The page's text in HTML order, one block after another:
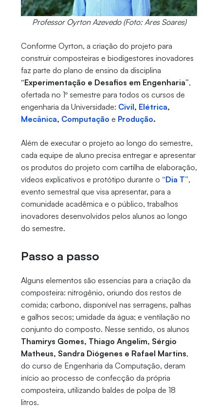
Professor Oyrton Azevedo (Foto: Ares Soares)
Conforme Oyrton, a criação do projeto para
construir composteiras e biodigestores inovadores
faz parte do plano de ensino da disciplina
“Experimentação e Desafios em Engenharia”,
ofertada no 1º semestre para todos os cursos de
engenharia da Universidade: Civil, Elétrica,
Mecânica, Computação e Produção.
Além de executar o projeto ao longo do semestre,
cada equipe de aluno precisa entregar e apresentar
os produtos do projeto com cartilha de elaboração,
vídeos explicativos e protótipo durante o “Dia T”,
evento semestral que visa apresentar, para a
comunidade acadêmica e o público, trabalhos
inovadores desenvolvidos pelos alunos ao longo
do semestre.
Passo a passo
Alguns elementos são essencias para a criação da
composteira: nitrogênio, oriundo dos restos de
comida; carbono, disponível nas serragens, palhas
e galhos secos; umidade da água; e ventilação no
conjunto do composto. Nesse sentido, os alunos
Thamirys Gomes, Thiago Angelim, Sérgio
Matheus, Sandra Diógenes e Rafael Martins,
do curso de Engenharia da Computação, deram
início ao processo de confecção da própria
composteira, utilizando baldes de polpa de 18
litros.